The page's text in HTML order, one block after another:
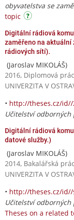
obyvatelstva se
topic
Digitální rádiová
zaměřeno na aktuální
rádiových sítí).
(Jaroslav MIKOLÁŠ)
2016, Diplomová
UNIVERZITA V
• http://theses.cz/
Učitelství
Digitální rádiová
datové služby.)
(Jaroslav MIKOLÁŠ)
2014, Bakalářská
UNIVERZITA V
• http://theses.cz/
Učitelství
Theses on a related